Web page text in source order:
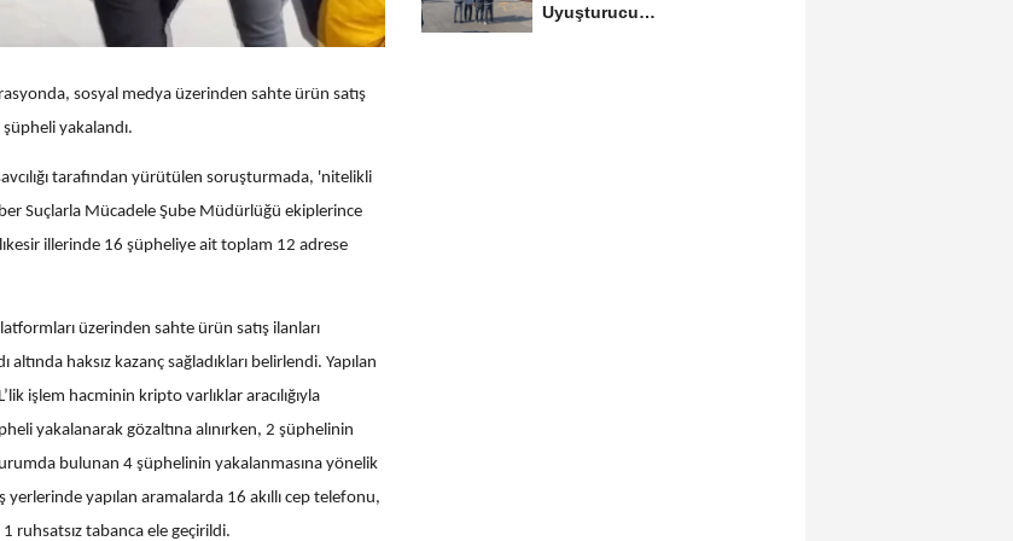
sosyal medya üzerinden sahte ürün satış
yakalandı.
tarafından yürütülen soruşturmada, 'nitelikli
Suçlarla Mücadele Şube Müdürlüğü ekiplerince
illerinde 16 şüpheliye ait toplam 12 adrese
üzerinden sahte ürün satış ilanları
haksız kazanç sağladıkları belirlendi. Yapılan
işlem hacminin kripto varlıklar aracılığıyla
yakalanarak gözaltına alınırken, 2 şüphelinin
bulunan 4 şüphelinin yakalanmasına yönelik
yapılan aramalarda 16 akıllı cep telefonu,
ruhsatsız tabanca ele geçirildi.
Uyuşturucu